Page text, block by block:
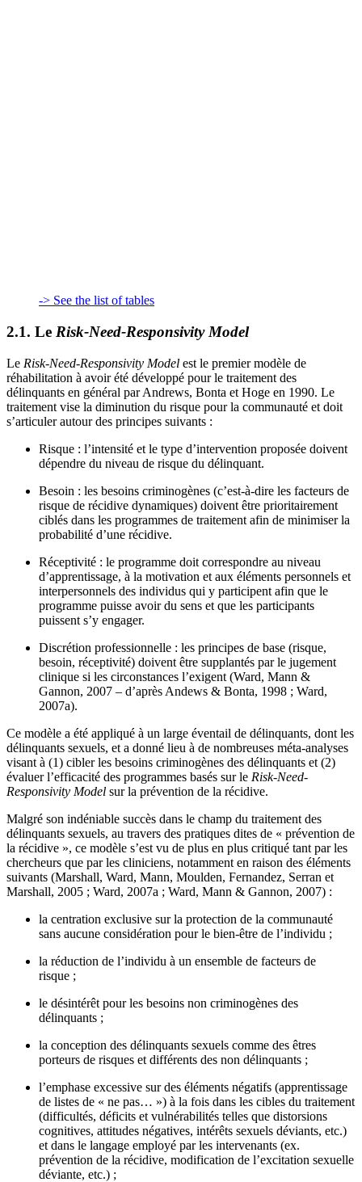
-> See the list of tables
2.1. Le Risk-Need-Responsivity Model
Le Risk-Need-Responsivity Model est le premier modèle de
réhabilitation à avoir été développé pour le traitement des
délinquants en général par Andrews, Bonta et Hoge en 1990. Le
traitement vise la diminution du risque pour la communauté et doit
s’articuler autour des principes suivants :
Risque : l’intensité et le type d’intervention proposée doivent
dépendre du niveau de risque du délinquant.
Besoin : les besoins criminogènes (c’est-à-dire les facteurs de
risque de récidive dynamiques) doivent être prioritairement
ciblés dans les programmes de traitement afin de minimiser la
probabilité d’une récidive.
Réceptivité : le programme doit correspondre au niveau
d’apprentissage, à la motivation et aux éléments personnels et
interpersonnels des individus qui y participent afin que le
programme puisse avoir du sens et que les participants
puissent s’y engager.
Discrétion professionnelle : les principes de base (risque,
besoin, réceptivité) doivent être supplantés par le jugement
clinique si les circonstances l’exigent (Ward, Mann &
Gannon, 2007 – d’après Andews & Bonta, 1998 ; Ward,
2007a).
Ce modèle a été appliqué à un large éventail de délinquants, dont les
délinquants sexuels, et a donné lieu à de nombreuses méta-analyses
visant à (1) cibler les besoins criminogènes des délinquants et (2)
évaluer l’efficacité des programmes basés sur le Risk-Need-
Responsivity Model sur la prévention de la récidive.
Malgré son indéniable succès dans le champ du traitement des
délinquants sexuels, au travers des pratiques dites de « prévention de
la récidive », ce modèle s’est vu de plus en plus critiqué tant par les
chercheurs que par les cliniciens, notamment en raison des éléments
suivants (Marshall, Ward, Mann, Moulden, Fernandez, Serran et
Marshall, 2005 ; Ward, 2007a ; Ward, Mann & Gannon, 2007) :
la centration exclusive sur la protection de la communauté
sans aucune considération pour le bien-être de l’individu ;
la réduction de l’individu à un ensemble de facteurs de
risque ;
le désintérêt pour les besoins non criminogènes des
délinquants ;
la conception des délinquants sexuels comme des êtres
porteurs de risques et différents des non délinquants ;
l’emphase excessive sur des éléments négatifs (apprentissage
de listes de « ne pas… ») à la fois dans les cibles du traitement
(difficultés, déficits et vulnérabilités telles que distorsions
cognitives, attitudes négatives, intérêts sexuels déviants, etc.)
et dans le langage employé par les intervenants (ex.
prévention de la récidive, modification de l’excitation sexuelle
déviante, etc.) ;